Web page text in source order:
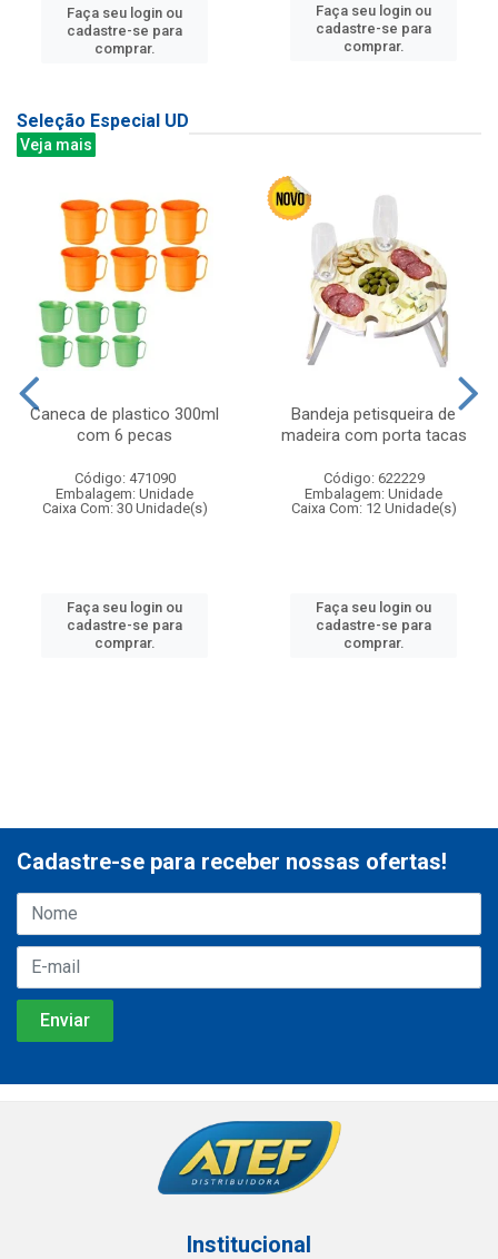
Faça seu login ou
cadastre-se para
comprar.
Faça seu login ou
cadastre-se para
comprar.
Seleção Especial UD
Veja mais
Caneca de plastico 300ml
com 6 pecas
Código: 471090
Embalagem: Unidade
Caixa Com: 30 Unidade(s)
Faça seu login ou
cadastre-se para
comprar.
Bandeja petisqueira de
madeira com porta tacas
Código: 622229
Embalagem: Unidade
Caixa Com: 12 Unidade(s)
Faça seu login ou
cadastre-se para
comprar.
Cadastre-se para receber nossas ofertas!
Institucional